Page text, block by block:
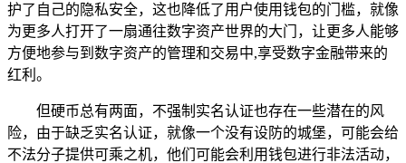
护了自己的隐私安全，这也降低了用户使用钱包的门槛，就像
为更多人打开了一扇通往数字资产世界的大门，让更多人能够
方便地参与到数字资产的管理和交易中,享受数字金融带来的
红利。
但硬币总有两面，不强制实名认证也存在一些潜在的风
险，由于缺乏实名认证，就像一个没有设防的城堡，可能会给
不法分子提供可乘之机，他们可能会利用钱包进行非法活动，